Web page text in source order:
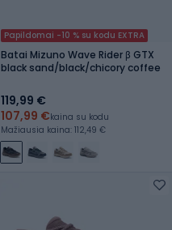
Papildomai -10 % su kodu EXTRA
Batai Mizuno Wave Rider β GTX
black sand/black/chicory coffee
119,99 €
107,99 €kaina su kodu
Mažiausia kaina: 112,49 €